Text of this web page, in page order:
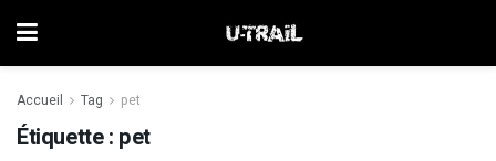
Accueil Tag pet
Étiquette : pet